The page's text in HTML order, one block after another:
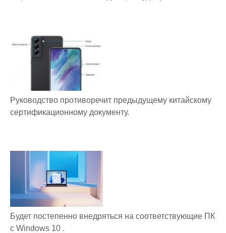
Руководство противоречит предыдущему китайскому
сертификационному документу.
Будет постепенно внедряться на соответствующие ПК
с Windows 10 .